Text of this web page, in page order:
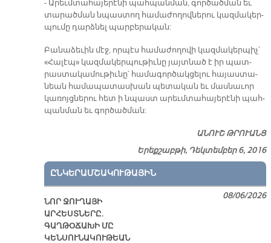
- Ա­րեւմ­տա­հա­յե­րէ­նի պահ­պան­ման, գոր­ծած­ման եւ
տա­րած­ման նպաս­տող հա­մա­ժո­ղով­նե­րու կազ­մա­կեր­
պու­մը դարձ­նել պար­բե­րա­կան:
Բա­նա­ձե­ւին մէջ, որ­պէս հա­մա­ժո­ղո­վի կազ­մա­կեր­պիչ՝
«Հա­լէ­պ» կազ­մա­կեր­պու­թիւ­նը յայտ­նած է իր պատ­
րաս­տա­կա­մու­թիւ­նը՝ հա­մա­գոր­ծակ­ցե­լու հա­յաս­տա­
նեան հա­մա­պա­տաս­խան պե­տա­կան եւ մաս­նա­ւոր
կա­ռոյց­նե­րու հետ ի նպաստ ա­րեւմ­տա­հա­յե­րէ­նի պահ­
պան­ման եւ գոր­ծած­ման:
ԱՆՈՒՇ ԹՐՈՒԱՆՑ
Երեքշաբթի, Դեկտեմբեր 6, 2016
ԸՆԿԵՐԱՄՇԱԿՈՒԹԱՅԻՆ
ՆՈՐ ՋՈՒՂԱՅԻ
ԱՐՀԵՍՏՆԵՐԸ.
ԳԱՂԹՕՃԱԽԻ ՄԸ
ԿԵՆՍՈՒՆԱԿՈՒԹԵԱՆ
08/06/2026